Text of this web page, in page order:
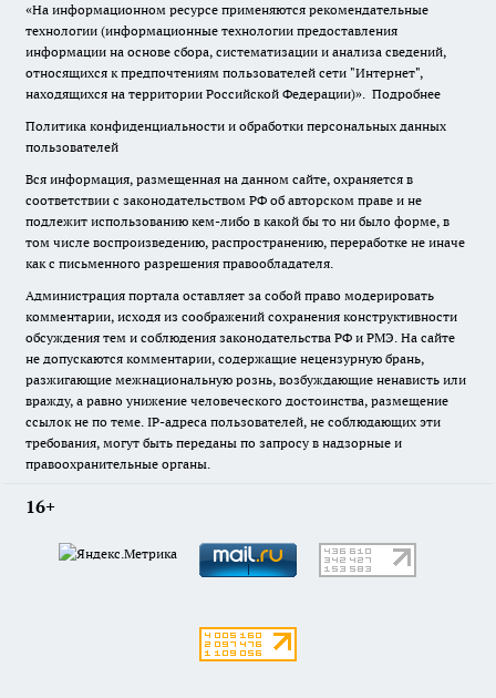
«На информационном ресурсе применяются рекомендательные
технологии (информационные технологии предоставления
информации на основе сбора, систематизации и анализа сведений,
относящихся к предпочтениям пользователей сети "Интернет",
находящихся на территории Российской Федерации)». Подробнее
Политика конфиденциальности и обработки персональных данных
пользователей
Вся информация, размещенная на данном сайте, охраняется в
соответствии с законодательством РФ об авторском праве и не
подлежит использованию кем-либо в какой бы то ни было форме, в
том числе воспроизведению, распространению, переработке не иначе
как с письменного разрешения правообладателя.
Администрация портала оставляет за собой право модерировать
комментарии, исходя из соображений сохранения конструктивности
обсуждения тем и соблюдения законодательства РФ и РМЭ. На сайте
не допускаются комментарии, содержащие нецензурную брань,
разжигающие межнациональную рознь, возбуждающие ненависть или
вражду, а равно унижение человеческого достоинства, размещение
ссылок не по теме. IP-адреса пользователей, не соблюдающих эти
требования, могут быть переданы по запросу в надзорные и
правоохранительные органы.
16+